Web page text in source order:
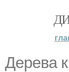
Дерева